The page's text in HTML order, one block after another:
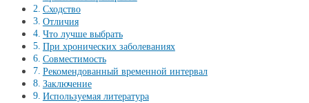
Сходство
Отличия
Что лучше выбрать
При хронических заболеваниях
Совместимость
Рекомендованный временной интервал
Заключение
Используемая литература